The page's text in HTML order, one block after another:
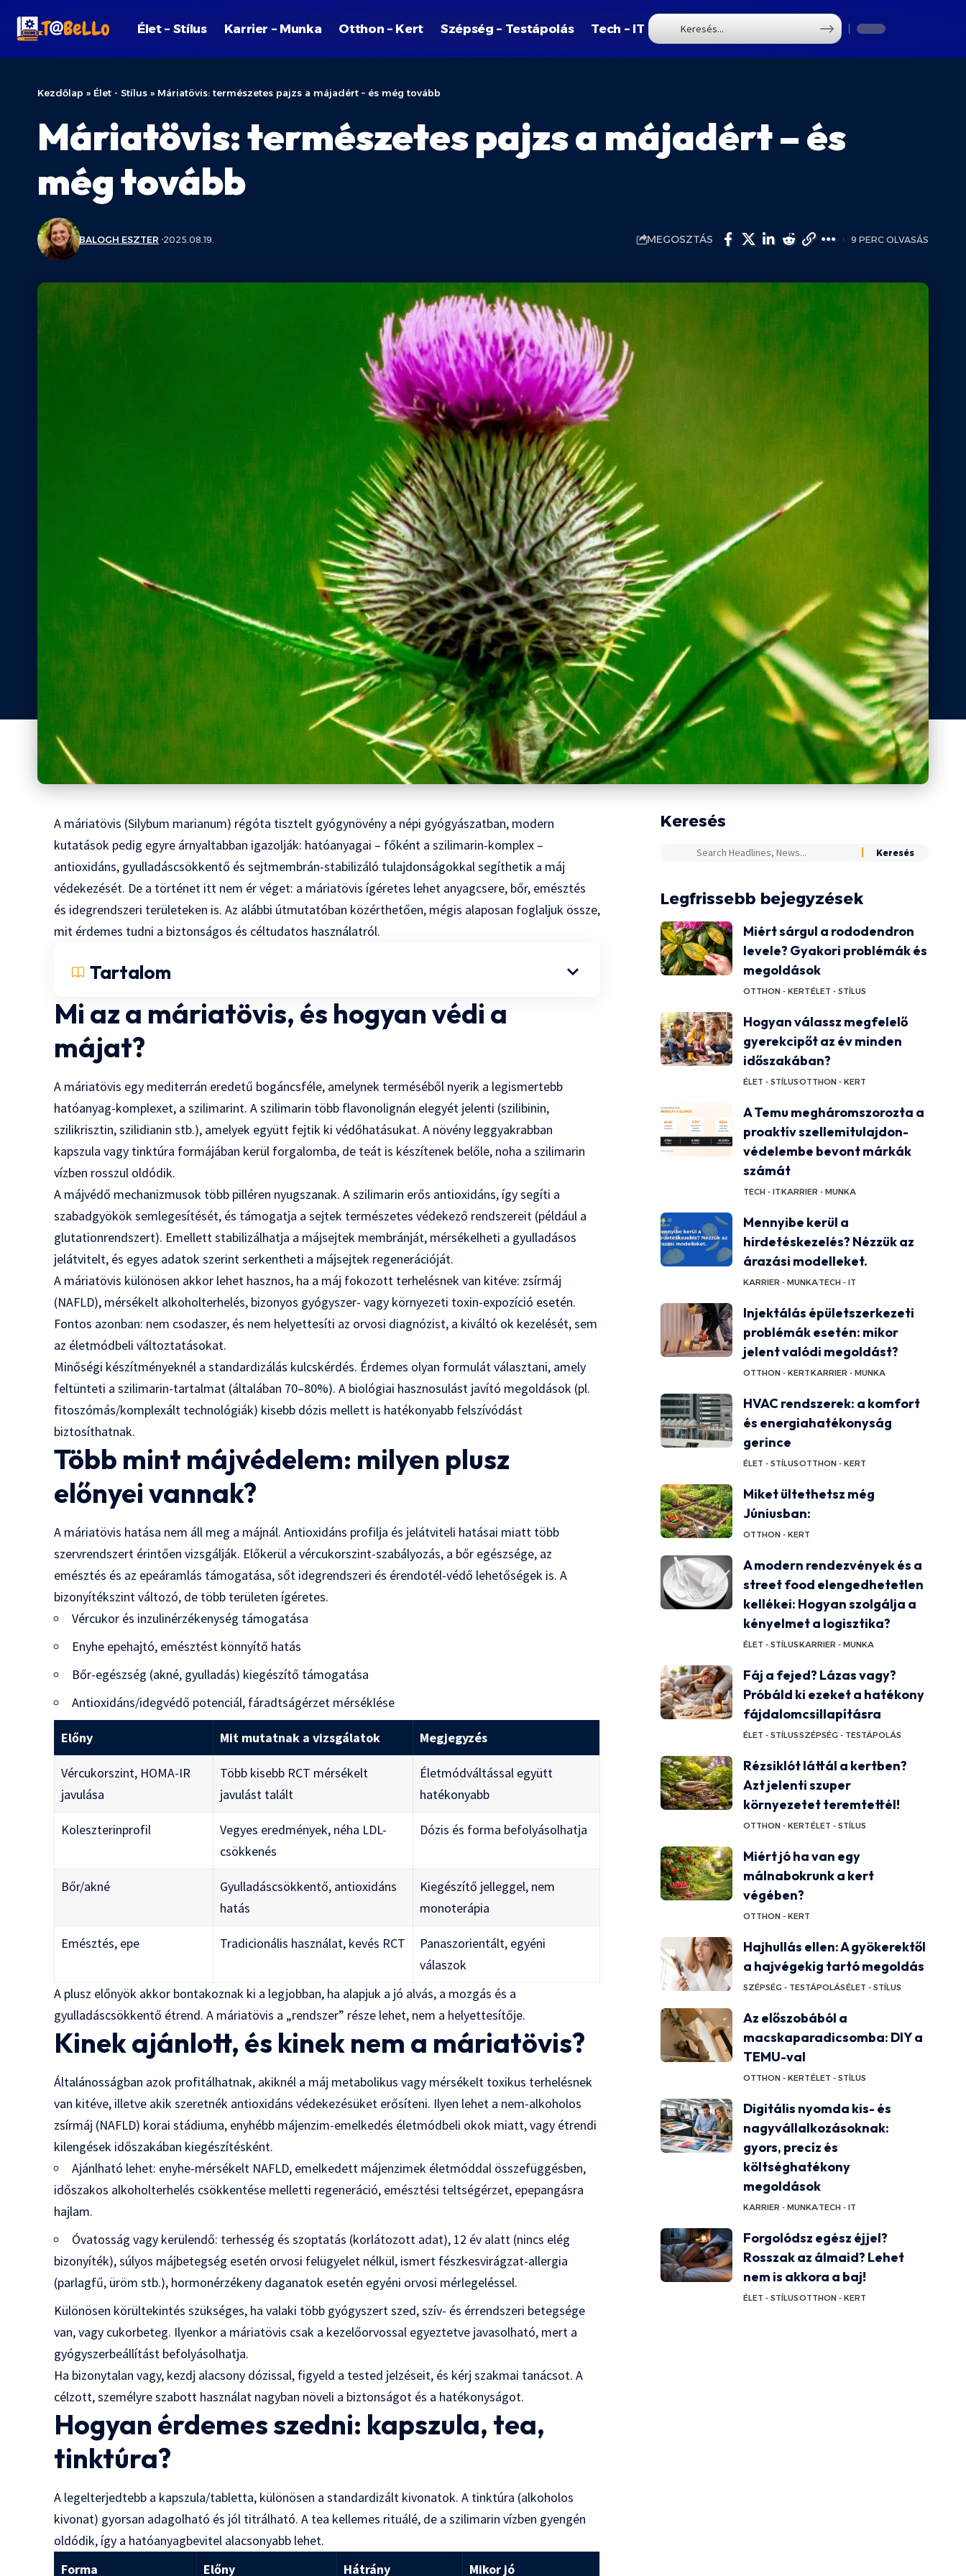
Élet – Stílus Karrier – Munka Otthon – Kert Szépség – Testápolás Tech – IT
Kezdőlap » Élet - Stílus » Máriatövis: természetes pajzs a májadért – és még tovább
Máriatövis: természetes pajzs a májadért – és
még tovább
BALOGH ESZTER 2025.08.19. MEGOSZTÁS 9 PERC OLVASÁS
A máriatövis (Silybum marianum) régóta tisztelt gyógynövény a népi gyógyászatban, modern
kutatások pedig egyre árnyaltabban igazolják: hatóanyagai – főként a szilimarin-komplex –
antioxidáns, gyulladáscsökkentő és sejtmembrán-stabilizáló tulajdonságokkal segíthetik a máj
védekezését. De a történet itt nem ér véget: a máriatövis ígéretes lehet anyagcsere, bőr, emésztés
és idegrendszeri területeken is. Az alábbi útmutatóban közérthetően, mégis alaposan foglaljuk össze,
mit érdemes tudni a biztonságos és céltudatos használatról.
Tartalom
Mi az a máriatövis, és hogyan védi a
májat?
A máriatövis egy mediterrán eredetű bogáncsféle, amelynek terméséből nyerik a legismertebb
hatóanyag-komplexet, a szilimarint. A szilimarin több flavonolignán elegyét jelenti (szilibinin,
szilikrisztin, szilidianin stb.), amelyek együtt fejtik ki védőhatásukat. A növény leggyakrabban
kapszula vagy tinktúra formájában kerül forgalomba, de teát is készítenek belőle, noha a szilimarin
vízben rosszul oldódik.
A májvédő mechanizmusok több pilléren nyugszanak. A szilimarin erős antioxidáns, így segíti a
szabadgyökök semlegesítését, és támogatja a sejtek természetes védekező rendszereit (például a
glutationrendszert). Emellett stabilizálhatja a májsejtek membránját, mérsékelheti a gyulladásos
jelátvitelt, és egyes adatok szerint serkentheti a májsejtek regenerációját.
A máriatövis különösen akkor lehet hasznos, ha a máj fokozott terhelésnek van kitéve: zsírmáj
(NAFLD), mérsékelt alkoholterhelés, bizonyos gyógyszer- vagy környezeti toxin-expozíció esetén.
Fontos azonban: nem csodaszer, és nem helyettesíti az orvosi diagnózist, a kiváltó ok kezelését, sem
az életmódbeli változtatásokat.
Minőségi készítményeknél a standardizálás kulcskérdés. Érdemes olyan formulát választani, amely
feltünteti a szilimarin-tartalmat (általában 70–80%). A biológiai hasznosulást javító megoldások (pl.
fitoszómás/komplexált technológiák) kisebb dózis mellett is hatékonyabb felszívódást
biztosíthatnak.
Több mint májvédelem: milyen plusz
előnyei vannak?
A máriatövis hatása nem áll meg a májnál. Antioxidáns profilja és jelátviteli hatásai miatt több
szervrendszert érintően vizsgálják. Előkerül a vércukorszint-szabályozás, a bőr egészsége, az
emésztés és az epeáramlás támogatása, sőt idegrendszeri és érendotél-védő lehetőségek is. A
bizonyítékszint változó, de több területen ígéretes.
Vércukor és inzulinérzékenység támogatása
Enyhe epehajtó, emésztést könnyítő hatás
Bőr-egészség (akné, gyulladás) kiegészítő támogatása
Antioxidáns/idegvédő potenciál, fáradtságérzet mérséklése
Előny Mit mutatnak a vizsgálatok Megjegyzés
Vércukorszint, HOMA-IR
javulása
Több kisebb RCT mérsékelt
javulást talált
Életmódváltással együtt
hatékonyabb
Koleszterinprofil
Vegyes eredmények, néha LDL-
csökkenés
Dózis és forma befolyásolhatja
Bőr/akné
Gyulladáscsökkentő, antioxidáns
hatás
Kiegészítő jelleggel, nem
monoterápia
Emésztés, epe Tradicionális használat, kevés RCT
Panaszorientált, egyéni
válaszok
A plusz előnyök akkor bontakoznak ki a legjobban, ha alapjuk a jó alvás, a mozgás és a
gyulladáscsökkentő étrend. A máriatövis a „rendszer” része lehet, nem a helyettesítője.
Kinek ajánlott, és kinek nem a máriatövis?
Általánosságban azok profitálhatnak, akiknél a máj metabolikus vagy mérsékelt toxikus terhelésnek
van kitéve, illetve akik szeretnék antioxidáns védekezésüket erősíteni. Ilyen lehet a nem-alkoholos
zsírmáj (NAFLD) korai stádiuma, enyhébb májenzim-emelkedés életmódbeli okok miatt, vagy étrendi
kilengések időszakában kiegészítésként.
Ajánlható lehet: enyhe-mérsékelt NAFLD, emelkedett májenzimek életmóddal összefüggésben,
időszakos alkoholterhelés csökkentése melletti regeneráció, emésztési teltségérzet, epepangásra
hajlam.
Óvatosság vagy kerülendő: terhesség és szoptatás (korlátozott adat), 12 év alatt (nincs elég
bizonyíték), súlyos májbetegség esetén orvosi felügyelet nélkül, ismert fészkesvirágzat-allergia
(parlagfű, üröm stb.), hormonérzékeny daganatok esetén egyéni orvosi mérlegeléssel.
Különösen körültekintés szükséges, ha valaki több gyógyszert szed, szív- és érrendszeri betegsége
van, vagy cukorbeteg. Ilyenkor a máriatövis csak a kezelőorvossal egyeztetve javasolható, mert a
gyógyszerbeállítást befolyásolhatja.
Ha bizonytalan vagy, kezdj alacsony dózissal, figyeld a tested jelzéseit, és kérj szakmai tanácsot. A
célzott, személyre szabott használat nagyban növeli a biztonságot és a hatékonyságot.
Hogyan érdemes szedni: kapszula, tea,
tinktúra?
A legelterjedtebb a kapszula/tabletta, különösen a standardizált kivonatok. A tinktúra (alkoholos
kivonat) gyorsan adagolható és jól titrálható. A tea kellemes rituálé, de a szilimarin vízben gyengén
oldódik, így a hatóanyagbevitel alacsonyabb lehet.
Forma
Előny Hátrány Mikor jó
Keresés
Legfrissebb bejegyzések
Miért sárgul a rododendron
levele? Gyakori problémák és
megoldások
OTTHON - KERTÉLET - STÍLUS
Hogyan válassz megfelelő
gyerekcipőt az év minden
időszakában?
ÉLET - STÍLUSOTTHON - KERT
A Temu megháromszorozta a
proaktív szellemitulajdon-
védelembe bevont márkák
számát
TECH - ITKARRIER - MUNKA
Mennyibe kerül a
hirdetéskezelés? Nézzük az
árazási modelleket.
KARRIER - MUNKATECH - IT
Injektálás épületszerkezeti
problémák esetén: mikor
jelent valódi megoldást?
OTTHON - KERTKARRIER - MUNKA
HVAC rendszerek: a komfort
és energiahatékonyság
gerince
ÉLET - STÍLUSOTTHON - KERT
Miket ültethetsz még
Júniusban:
OTTHON - KERT
A modern rendezvények és a
street food elengedhetetlen
kellékei: Hogyan szolgálja a
kényelmet a logisztika?
ÉLET - STÍLUSKARRIER - MUNKA
Fáj a fejed? Lázas vagy?
Próbáld ki ezeket a hatékony
fájdalomcsillapításra
ÉLET - STÍLUSSZÉPSÉG - TESTÁPOLÁS
Rézsiklót láttál a kertben?
Azt jelenti szuper
környezetet teremtettél!
OTTHON - KERTÉLET - STÍLUS
Miért jó ha van egy
málnabokrunk a kert
végében?
OTTHON - KERT
Hajhullás ellen: A gyökerektől
a hajvégekig tartó megoldás
SZÉPSÉG - TESTÁPOLÁSÉLET - STÍLUS
Az előszobából a
macskaparadicsomba: DIY a
TEMU-val
OTTHON - KERTÉLET - STÍLUS
Digitális nyomda kis- és
nagyvállalkozásoknak:
gyors, precíz és
költséghatékony
megoldások
KARRIER - MUNKATECH - IT
Forgolódsz egész éjjel?
Rosszak az álmaid? Lehet
nem is akkora a baj!
ÉLET - STÍLUSOTTHON - KERT